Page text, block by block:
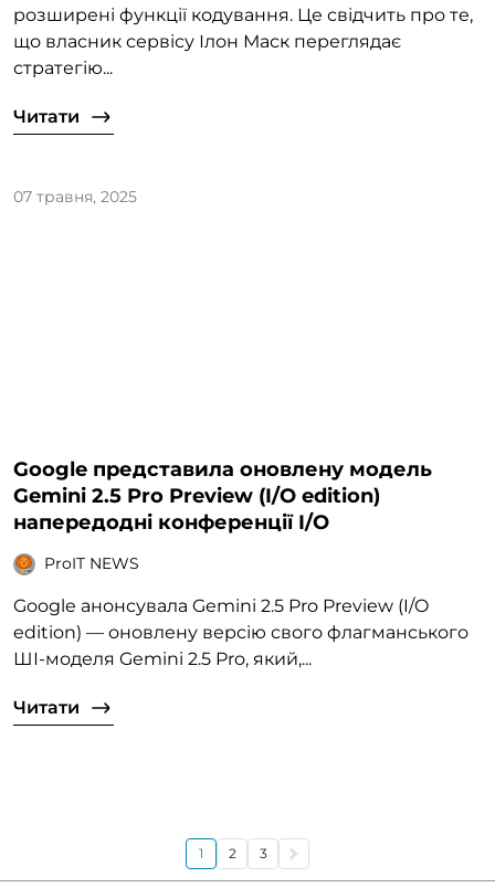
розширені функції кодування. Це свідчить про те,
що власник сервісу Ілон Маск переглядає
стратегію...
Читати
07 травня, 2025
Google представила оновлену модель
Gemini 2.5 Pro Preview (I/O edition)
напередодні конференції I/O
ProIT NEWS
Google анонсувала Gemini 2.5 Pro Preview (I/O
edition) — оновлену версію свого флагманського
ШІ-моделя Gemini 2.5 Pro, який,...
Читати
1 2 3